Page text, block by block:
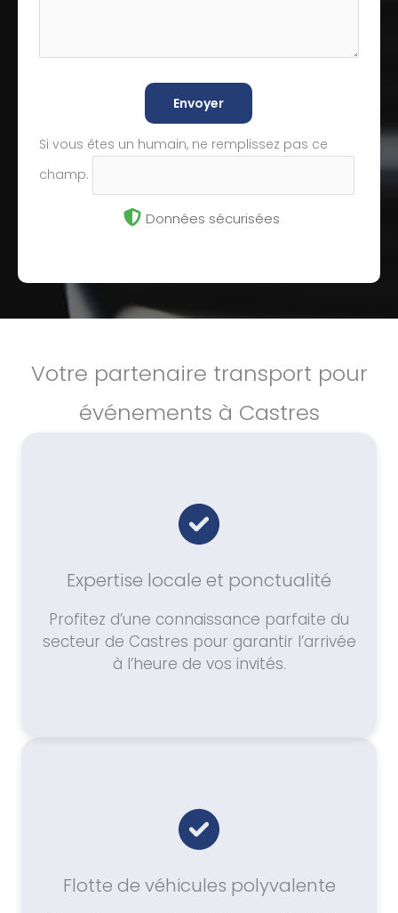
Envoyer
Si vous êtes un humain, ne remplissez pas ce
champ.
Données sécurisées
Votre partenaire transport pour
événements à Castres
Expertise locale et ponctualité
Profitez d’une connaissance parfaite du
secteur de Castres pour garantir l’arrivée
à l’heure de vos invités.
Flotte de véhicules polyvalente